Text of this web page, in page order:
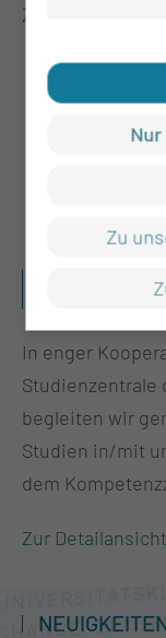
Zur Detailansicht
In enger
Studienzentrale
begleiten wir
Studien in/mit
dem
Zur Detailansicht
Zu